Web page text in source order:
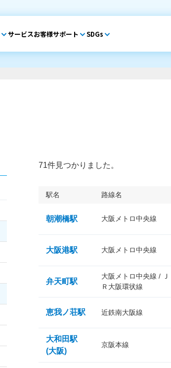
サービスお客様サポート SDGs
71件見つかりました。
駅名 路線名
朝潮橋駅 大阪メトロ中央線
大阪港駅 大阪メトロ中央線
弁天町駅
大阪メトロ中央線 / Ｊ
Ｒ大阪環状線
恵我ノ荘駅 近鉄南大阪線
大和田駅
(大阪)
京阪本線